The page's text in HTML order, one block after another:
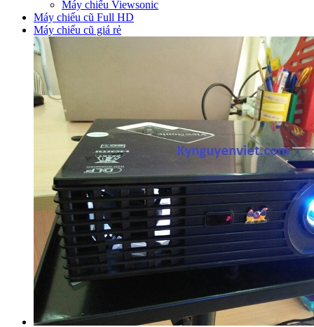
Máy chiếu Viewsonic
Máy chiếu cũ Full HD
Máy chiếu cũ giá rẻ